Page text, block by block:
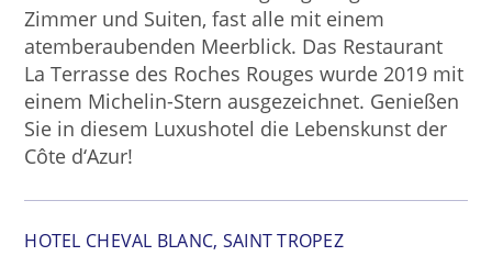
Zimmer und Suiten, fast alle mit einem
atemberaubenden Meerblick. Das Restaurant
La Terrasse des Roches Rouges wurde 2019 mit
einem Michelin-Stern ausgezeichnet. Genießen
Sie in diesem Luxushotel die Lebenskunst der
Côte d‘Azur!
HOTEL CHEVAL BLANC, SAINT TROPEZ